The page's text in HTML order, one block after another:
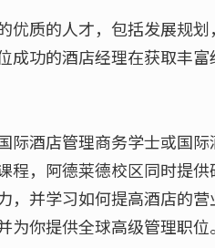
质的人才，包括发展规
功的酒店经理在获取丰
际酒店管理商务学士或国
程，阿德莱德校区同时提
并学习如何提高酒店的营
你提供全球高级管理职位。